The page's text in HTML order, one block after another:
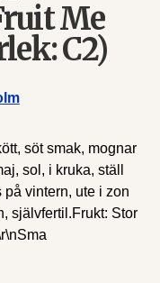
Me
C2)
söt smak, mognar
sol, i kruka, ställ
på vintern, ute i zon
självfertil.Frukt: Stor